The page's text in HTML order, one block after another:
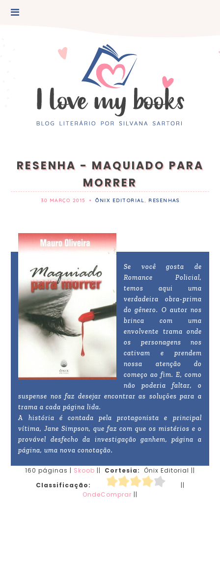
RESENHA - MAQUIADO PARA
MORRER
30 MARÇO 2015 • ÔNIX EDITORIAL, RESENHAS
Se você gosta de
Romance Policial,
temos aqui uma
verdadeira obra-prima
do gênero. O autor nos
brinca com uma
envolvente trama onde
os personagens nos
cativam e prendem
nossa atenção do
começo ao fim. E, como
não poderia faltar, o
suspense nos faz desejar encontrar as soluções para a
trama a cada página lida.
A história é contada pela protagonista e principal
vítima, Jane Simpson, que faz com que os mistérios e o
provável desfecho da investigação ganhem, página a
página, uma nova conotação.
160 páginas | Skoob || Cortesia:
Ônix Editorial ||
Classificação:
||
OndeComprar ||